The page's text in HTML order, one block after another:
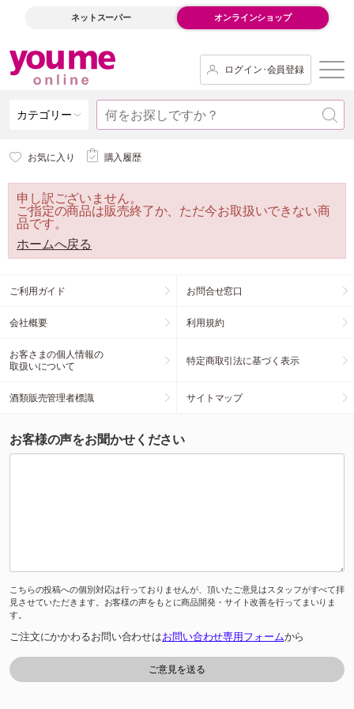
ネットスーパー オンラインショップ
ログイン･会員登録
カテゴリー
お気に入り 購入履歴
申し訳ございません。
ご指定の商品は販売終了か、ただ今お取扱いできない商
品です。
ホームへ戻る
ご利用ガイド お問合せ窓口
会社概要 利用規約
お客さまの個人情報の
取扱いについて
特定商取引法に基づく表示
酒類販売管理者標識 サイトマップ
お客様の声をお聞かせください
こちらの投稿への個別対応は行っておりませんが、頂いたご意見はスタッフがすべて拝
見させていただきます。お客様の声をもとに商品開発・サイト改善を行ってまいりま
す。
ご注文にかかわるお問い合わせはお問い合わせ専用フォームから